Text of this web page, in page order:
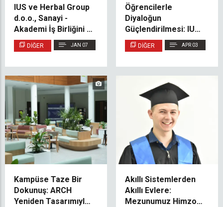
IUS ve Herbal Group
d.o.o., Sanayi -
Akademi İş Birliğini ve
Öğrenci İstihdamını
Güçlendirmek Üzere
DIĞER JAN 07
Öğrencilerle
Diyaloğun
Güçlendirilmesi: IUS
Rektörü SPIUS
Temsilcileriyle Bir
DIĞER APR 03
Kampüse Taze Bir
Dokunuş: ARCH
Yeniden Tasarımıyla
Akıllı Sistemlerden
Akıllı Evlere:
Mezunumuz Himzo